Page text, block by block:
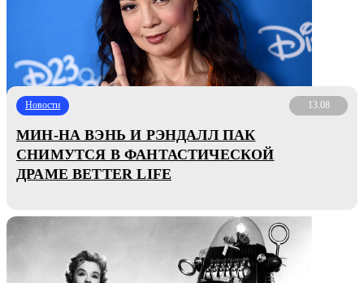
Новости 13.08
МИН-НА ВЭНЬ И РЭНДАЛЛ ПАК
СНИМУТСЯ В ФАНТАСТИЧЕСКОЙ
ДРАМЕ BETTER LIFE